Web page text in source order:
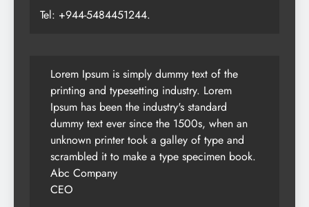
Tel: +944-5484451244.
Lorem Ipsum is simply dummy text of the
printing and typesetting industry. Lorem
Ipsum has been the industry's standard
dummy text ever since the 1500s, when an
unknown printer took a galley of type and
scrambled it to make a type specimen book.
Abc Company
CEO